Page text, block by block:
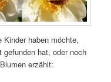
Kinder haben möchte,
gefunden hat, oder noch
erzählt: